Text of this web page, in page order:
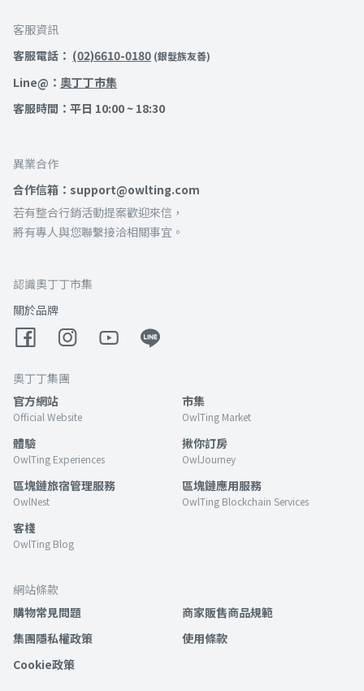
客服資訊
客服電話： (02)6610-0180 (銀髮族友善)
Line@： 奧丁丁市集
客服時間：平日 10:00 ~ 18:30
異業合作
合作信箱：support@owlting.com
若有整合行銷活動提案歡迎來信，
將有專人與您聯繫接洽相關事宜。
認識奧丁丁市集
關於品牌
奧丁丁集團
官方網站
Official Website
市集
OwlTing Market
體驗
OwlTing Experiences
揪你訂房
OwlJourney
區塊鏈旅宿管理服務
OwlNest
區塊鏈應用服務
OwlTing Blockchain Services
客棧
OwlTing Blog
網站條款
購物常見問題
商家販售商品規範
集團隱私權政策
使用條款
Cookie政策